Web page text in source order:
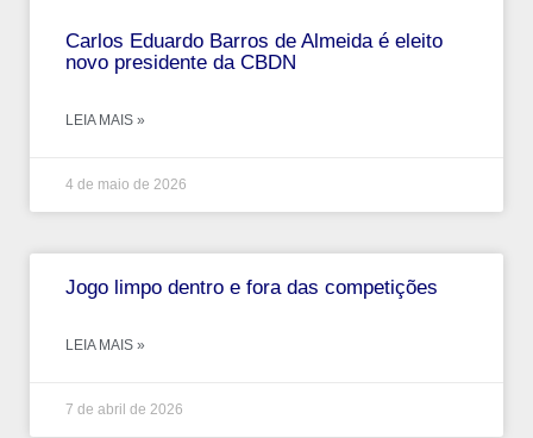
Carlos Eduardo Barros de Almeida é eleito
novo presidente da CBDN
LEIA MAIS »
4 de maio de 2026
Jogo limpo dentro e fora das competições
LEIA MAIS »
7 de abril de 2026